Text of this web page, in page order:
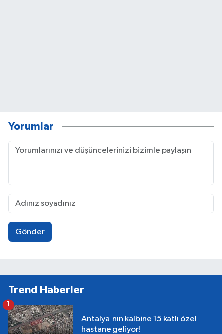
Yorumlar
Gönder
Trend Haberler
Antalya'nın kalbine 15 katlı özel
hastane geliyor!
1